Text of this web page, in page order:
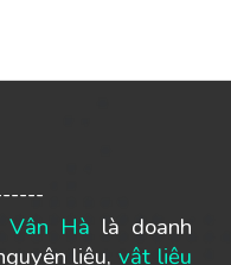
Vân Hà là doanh
liệu, vật liệu